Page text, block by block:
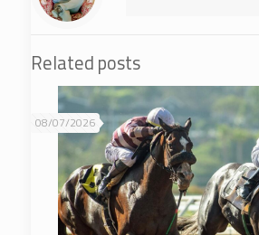
Related posts
08/07/2026